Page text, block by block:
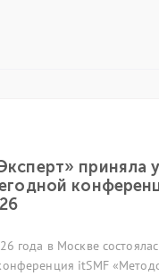
приняла участие
конференции
состоялась XVI
itSMF «Методологический